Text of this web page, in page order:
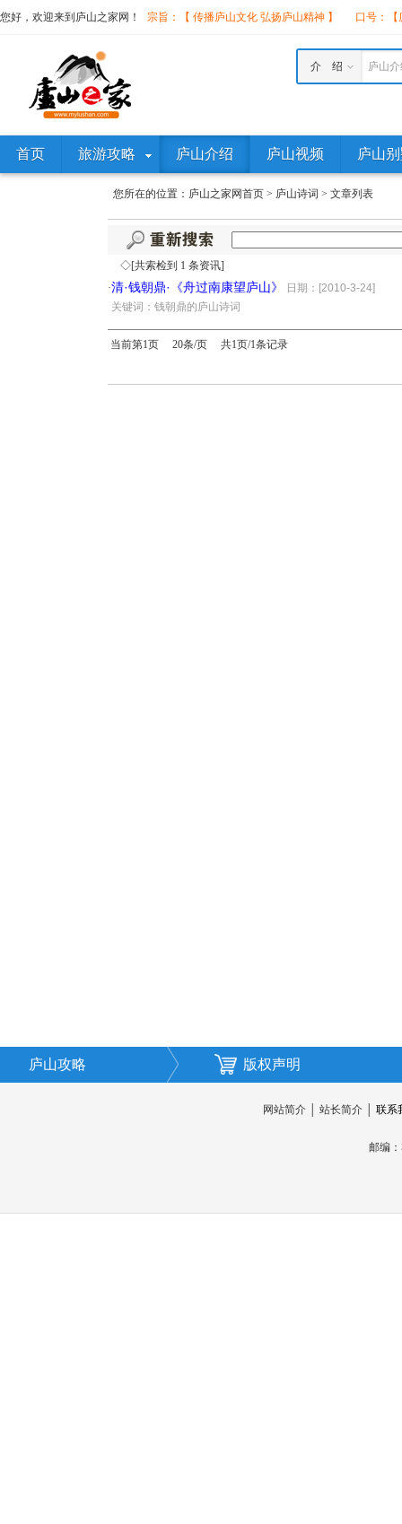
您好，欢迎来到庐山之家网！ 宗旨：【 传播庐山文化 弘扬庐山精神 】 口号：
庐山
介 绍
首页 旅游攻略 庐山介绍 庐山视频 庐山
您所在的位置： 庐山之家网首页 > 庐山诗词 > 文章列表
◇[共索检到 1 条资讯]
·清·钱朝鼎·《舟过南康望庐山》
日期：[2010-3-24]
关键词：钱朝鼎的庐山诗词
当前第1页 20条/页 共1页/1条记录
庐山攻略 版权声明
网站简介│ 站长简介│ 联系
邮编